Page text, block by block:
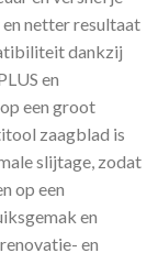
netter resultaat
dankzij
en
een groot
zaagblad is
slijtage, zodat
op een
en
en